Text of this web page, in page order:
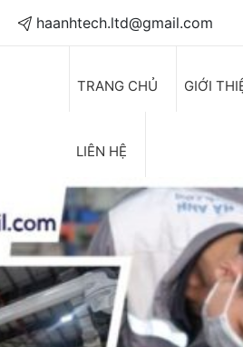
haanhtech.ltd@gmail.com
TRANG CHỦ GIỚI
LIÊN HỆ